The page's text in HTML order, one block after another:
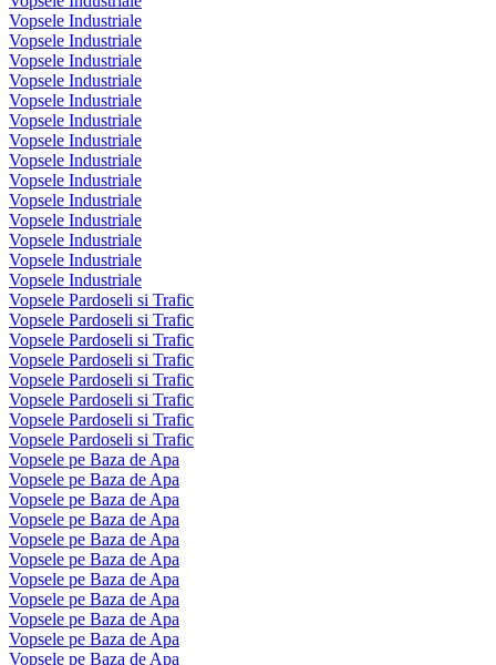
Vopsele Industriale
Vopsele Industriale
Vopsele Industriale
Vopsele Industriale
Vopsele Industriale
Vopsele Industriale
Vopsele Industriale
Vopsele Industriale
Vopsele Industriale
Vopsele Industriale
Vopsele Industriale
Vopsele Industriale
Vopsele Industriale
Vopsele Industriale
Vopsele Pardoseli si Trafic
Vopsele Pardoseli si Trafic
Vopsele Pardoseli si Trafic
Vopsele Pardoseli si Trafic
Vopsele Pardoseli si Trafic
Vopsele Pardoseli si Trafic
Vopsele Pardoseli si Trafic
Vopsele Pardoseli si Trafic
Vopsele pe Baza de Apa
Vopsele pe Baza de Apa
Vopsele pe Baza de Apa
Vopsele pe Baza de Apa
Vopsele pe Baza de Apa
Vopsele pe Baza de Apa
Vopsele pe Baza de Apa
Vopsele pe Baza de Apa
Vopsele pe Baza de Apa
Vopsele pe Baza de Apa
Vopsele pe Baza de Apa